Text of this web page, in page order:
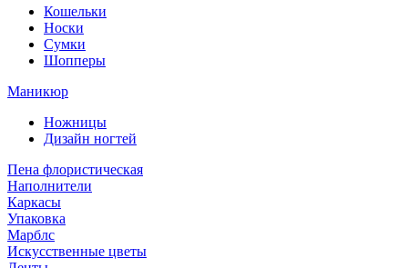
Кошельки
Носки
Сумки
Шопперы
Маникюр
Ножницы
Дизайн ногтей
Пена флористическая
Наполнители
Каркасы
Упаковка
Марблс
Искусственные цветы